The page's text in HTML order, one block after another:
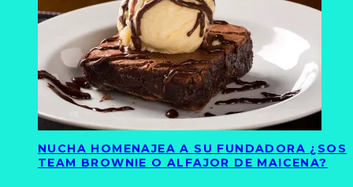
NUCHA HOMENAJEA A SU FUNDADORA ¿SOS
TEAM BROWNIE O ALFAJOR DE MAICENA?